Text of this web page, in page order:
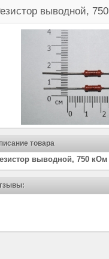
выводной,
товара
выводной, 750 кОм